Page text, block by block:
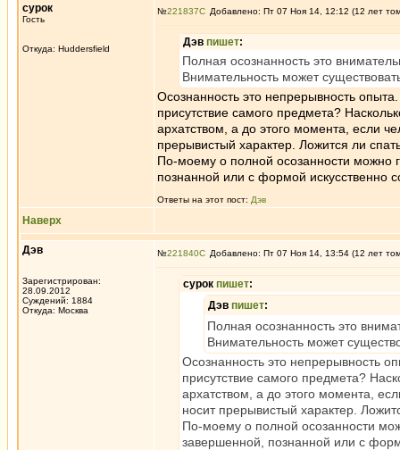
сурок
Гость
Откуда: Huddersfield
№221837 Добавлено: Пт 07 Ноя 14, 12:12 (12 лет
Дэв пишет:
Полная осознанность это
Внимательность может
Осознанность это непрерывность
присутствие самого предмета?
архатством, а до этого момента, если
прерывистый характер. Ложится ли
По-моему о полной осозанности можно
познанной или с формой искусственно
Ответы на этот пост: Дэв
Наверх
Дэв
Зарегистрирован:
28.09.2012
Суждений: 1884
Откуда: Москва
№221840 Добавлено: Пт 07 Ноя 14, 13:54 (12 лет
сурок пишет:
Дэв пишет:
Полная осознанность это
Внимательность может
Осознанность это непрерывность
присутствие самого предмета?
архатством, а до этого момента,
носит прерывистый характер.
По-моему о полной осозанности
завершенной, познанной или с